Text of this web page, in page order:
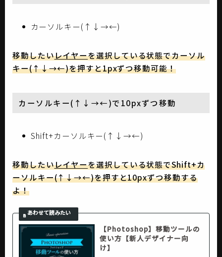
カーソルキー(↑↓→←)
移動したいレイヤーを選択している状態でカーソル
キー(↑↓→←)を押すと1pxずつ移動可能！
カーソルキー(↑↓→←)で10pxずつ移動
Shift+カーソルキー(↑↓→←)
移動したいレイヤーを選択している状態でShift+カ
ーソルキー(↑↓→←)を押すと10pxずつ移動する
よ！
【Photoshop】移動ツールの
使い方【新人デザイナー向
け】